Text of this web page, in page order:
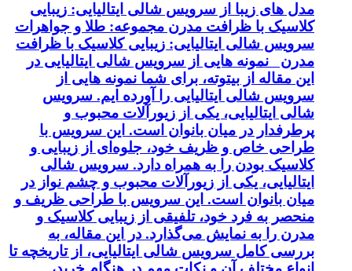
مدل های زیبا از سرویس شالی ایتالیایی: زیبایی
کلاسیک با ظرافت مدرن مجموعه: طلا و جواهرات
سرویس شالی ایتالیایی: زیبایی کلاسیک با ظرافت
مدرن نمونه هایی از سرویس شالی ایتالیایی در
این مقاله از بیتوته، برای شما نمونه هایی از
سرویس شالی ایتالیایی را آورده ایم. سرویس
شالی ایتالیایی، یکی از زیورآلات محبوب و
پرطرفدار در میان بانوان است. این سرویس با
طراحی خاص و ظریف خود، جلوه‌ای از زیبایی و
کلاسیک بودن را به همراه دارد. سرویس شالی
ایتالیایی، یکی از زیورآلات محبوب و چشم نواز در
میان بانوان است. این سرویس با طراحی ظریف و
منحصر به فرد خود، تلفیقی از زیبایی کلاسیک و
مدرن را به نمایش می‌گذارد. در این مقاله، به
بررسی کامل سرویس شالی ایتالیایی، از تاریخچه تا